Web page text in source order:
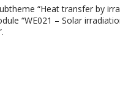
“Heat transfer by
“WE021 – Solar